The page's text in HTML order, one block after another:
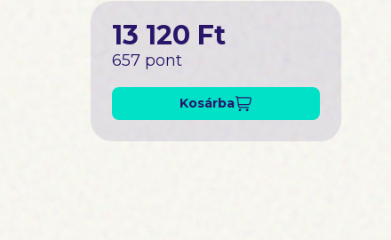
13 120 Ft
657 pont
Kosárba